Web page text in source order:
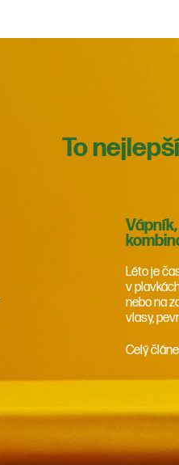
To
Léto je
v
nebo na
vlasy,
Celý